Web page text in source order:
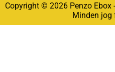
Copyright © 2026 Penzo Ebox
Minden jog